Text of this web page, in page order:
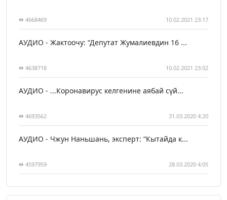
4668469 10.02.2021 23:17
АУДИО - Жактоочу: “Депутат Жумалиевдин 16 ...
4638718 10.02.2021 23:02
АУДИО - ...Коронавирус келгенине аябай сүй...
4693562 31.03.2020 4:20
АУДИО - Чжун Наньшань, эксперт: “Кытайда к...
4597959 28.03.2020 4:05